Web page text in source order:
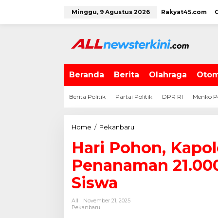
w
Minggu, 9 Agustus 2026 Rakyat45.com
Beranda Berita Olahraga
Berita Politik Partai Politik DPR RI Menko
Home / Pekanbaru
r
P
Hari Pohon,
Penanaman
Siswa
All
November 21, 2025
Pekanbaru